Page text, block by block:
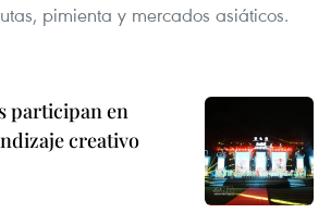
pimienta y mercados asiáticos.
participan en
creativo